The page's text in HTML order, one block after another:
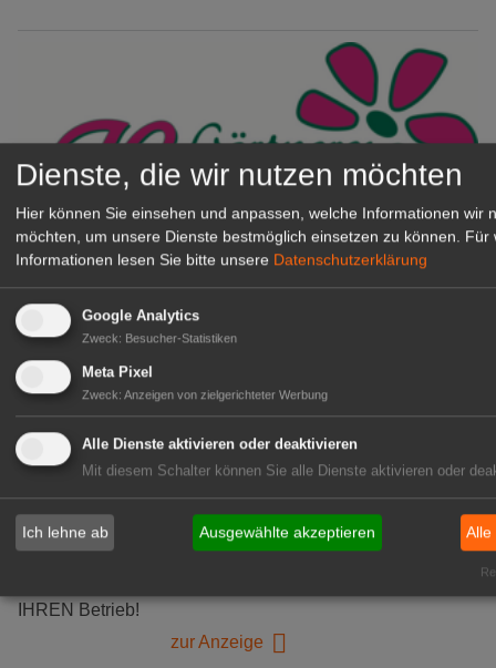
Mitarbeiter (m/w/d) für unsere
Logistikhalle
Herongen
zur Stellenanzeige
GABOT Immobilienangebote
1A-Lage, ihre Chance in der
grünen Branche
IHREN Betrieb!
zur Anzeige
Dienste, die wir nutzen möchten
Hier können Sie einsehen und anpassen, welche Informationen wir
möchten, um unsere Dienste bestmöglich einsetzen zu können.
Für
Informationen lesen Sie bitte unsere Datenschutzerklärung
Google Analytics
Zweck: Besucher-Statistiken
Meta Pixel
Zweck: Anzeigen von zielgerichteter Werbung
Alle Dienste aktivieren oder deaktivieren
Mit diesem Schalter können Sie alle Dienste aktivieren oder
Ich lehne ab Ausgewählte akzeptieren Alle